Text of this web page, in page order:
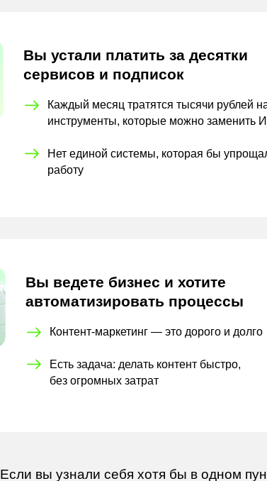
Вы устали платить за десятки
сервисов и подписок
Каждый месяц тратятся тысячи рублей
инструменты, которые можно заменить
Нет единой системы, которая бы
работу
Вы ведете бизнес и хотите
автоматизировать процессы
Если вы узнали себя хотя бы в одном
Контент-маркетинг — это дорого и долго
Есть задача: делать контент быстро,
без огромных затрат